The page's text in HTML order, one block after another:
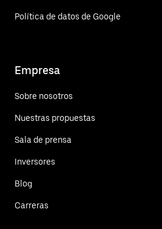
Política de datos de Google
Empresa
Sobre nosotros
Nuestras propuestas
Sala de prensa
Inversores
Blog
Carreras